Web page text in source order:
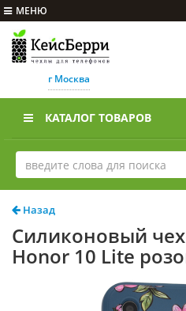
МЕНЮ
г Москва
КАТАЛОГ ТОВАРОВ
Назад
Силиконовый
Honor 10 Lite